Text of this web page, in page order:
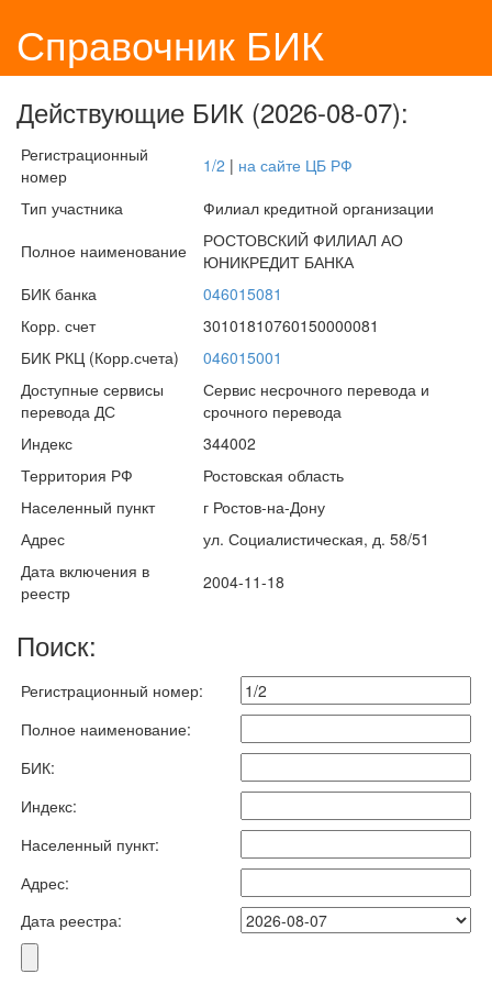
Справочник БИК
Действующие БИК (2026-08-07):
Регистрационный
номер
1/2 | на сайте ЦБ РФ
Тип участника
Филиал кредитной организации
Полное наименование
РОСТОВСКИЙ ФИЛИАЛ АО
ЮНИКРЕДИТ БАНКА
БИК банка
046015081
Корр. счет
30101810760150000081
БИК РКЦ (Корр.счета)
046015001
Доступные сервисы
перевода ДС
Сервис несрочного перевода и
срочного перевода
Индекс
344002
Территория РФ
Ростовская область
Населенный пункт
г Ростов-на-Дону
Адрес
ул. Социалистическая, д. 58/51
Дата включения в
реестр
2004-11-18
Поиск:
Регистрационный номер:
Полное наименование:
БИК:
Индекс:
Населенный пункт:
Адрес:
Дата реестра: